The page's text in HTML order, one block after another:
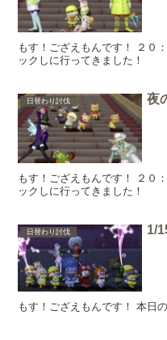
もす！ござえもんです！ ２０
ックしに行ってきました！
日替わり討伐 夜
もす！ござえもんです！ ２０
ックしに行ってきました！
日替わり討伐 1/
もす！ござえもんです！ 本日